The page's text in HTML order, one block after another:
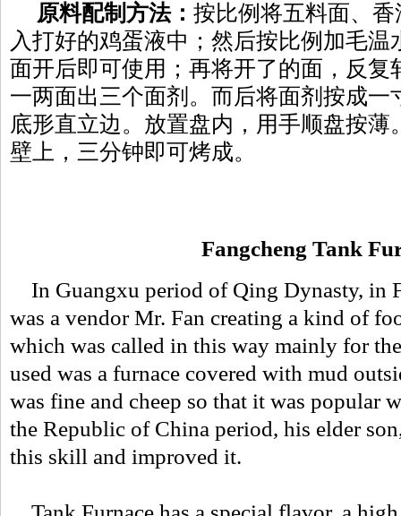
原料配制方法： 按比例将五料面、
入打好的鸡蛋液中；然后按比例加毛
面开后即可使用；再将开了的面，反
一两面出三个面剂。而后将面剂按成一
底形直立边。放置盘内，用手顺盘按
壁上，三分钟即可烤成。
Fangcheng Tank
In Guangxu period of Qing Dynasty, in
was a vendor Mr. Fan creating a kind of
which was called in this way mainly for
used was a furnace covered with mud
was fine and cheep so that it was popular
the Republic of China period, his elder
this skill and improved it.